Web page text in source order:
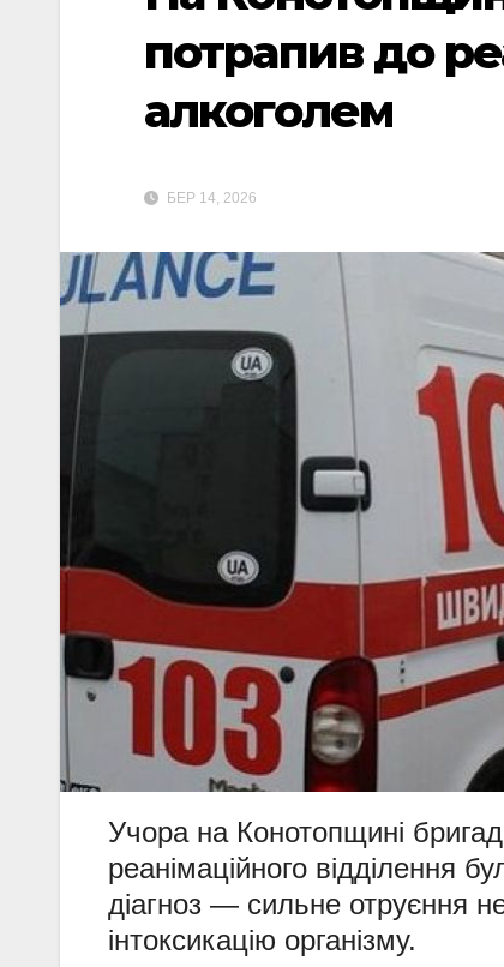
потрапив до
алкоголем
БЕР 14, 2026
Учора на Конотопщині
реанімаційного відділення
діагноз — сильне отруєння
інтоксикацію організму.